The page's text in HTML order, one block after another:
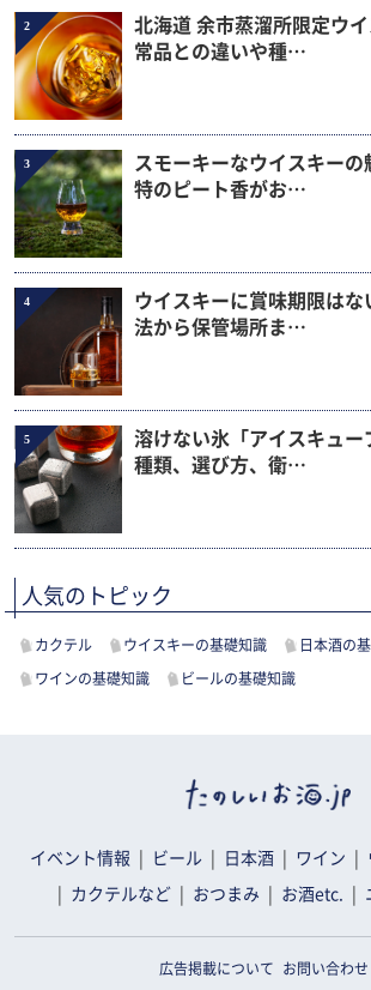
2
北海道 余市蒸溜所限定ウ
常品との違いや種…
3
スモーキーなウイスキーの
特のピート香がお…
4
ウイスキーに賞味期限はな
法から保管場所ま…
5
溶けない氷「アイスキュー
種類、選び方、衛…
人気のトピック
カクテル ウイスキーの基礎知識 日本酒の
ワインの基礎知識 ビールの基礎知識
イベント情報 ビール 日本酒 ワイン
カクテルなど おつまみ お酒etc.
広告掲載について お問い合わせ